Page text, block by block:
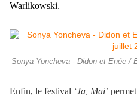
Warlikowski.
Sonya Yoncheva - Didon et Enée /
Enfin, le festival ‘Ja, Mai’